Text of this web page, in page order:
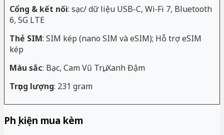
Cổng & kết nối: sạc/ dữ liệu USB-C, Wi‑Fi 7, Bluetooth
6, 5G LTE
Thẻ SIM: SIM kép (nano SIM và eSIM); Hỗ trợ eSIM
kép
Màu sắc: Bạc, Cam Vũ Trụ, Xanh Đậm
Trọng lượng: 231 gram
Phụ kiện mua kèm